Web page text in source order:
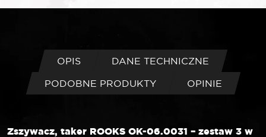
z
sztuk
OPIS
DANE TECHNICZNE
PODOBNE PRODUKTY
OPINIE
Zszywacz, taker ROOKS OK-06.0031 – zestaw 3 w